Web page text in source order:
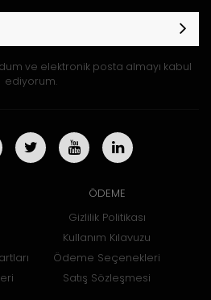
ve elektronik posta almayı kabul
ediyorum.
ÖDEME
Gizlilik Politikası
Kullanım Kılavuzu
Ödeme Seçenekleri
Satış Sözleşmesi